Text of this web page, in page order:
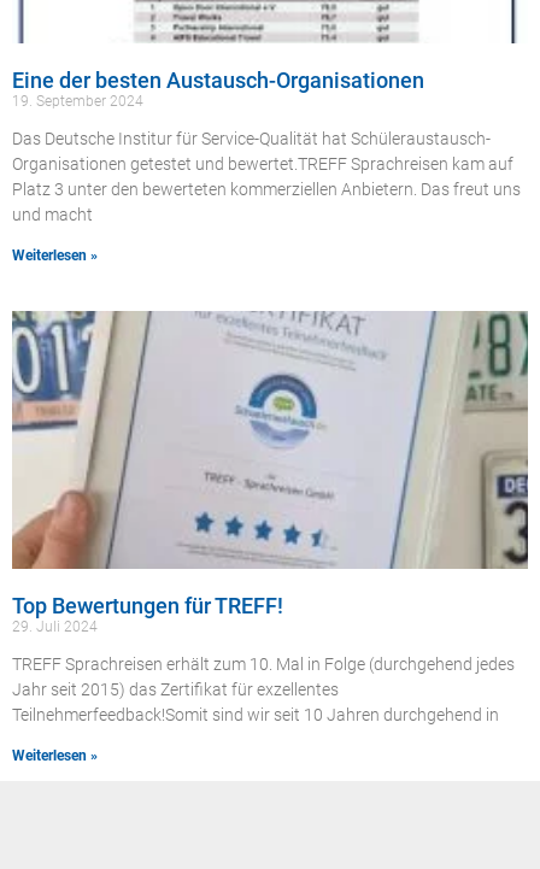
Eine der besten Austausch-Organisationen
19. September 2024
Das Deutsche Institur für Service-Qualität hat Schüleraustausch-
Organisationen getestet und bewertet.TREFF Sprachreisen kam auf
Platz 3 unter den bewerteten kommerziellen Anbietern. Das freut uns
und macht
Weiterlesen »
Top Bewertungen für TREFF!
29. Juli 2024
TREFF Sprachreisen erhält zum 10. Mal in Folge (durchgehend jedes
Jahr seit 2015) das Zertifikat für exzellentes
Teilnehmerfeedback!Somit sind wir seit 10 Jahren durchgehend in
Weiterlesen »